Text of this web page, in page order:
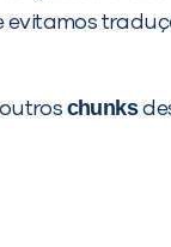
chunks